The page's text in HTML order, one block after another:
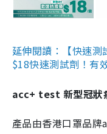
延伸閱讀：【快速
$18快速測試劑！有
acc+ test 新型冠狀
產品由香港口罩品牌